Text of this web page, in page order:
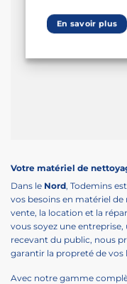
En savoir plus
Votre matériel de
Dans le Nord, Todemins
vos besoins en matériel de
vente, la location et la
vous soyez une
recevant du public, nous
garantir la propreté de vos
Avec notre gamme